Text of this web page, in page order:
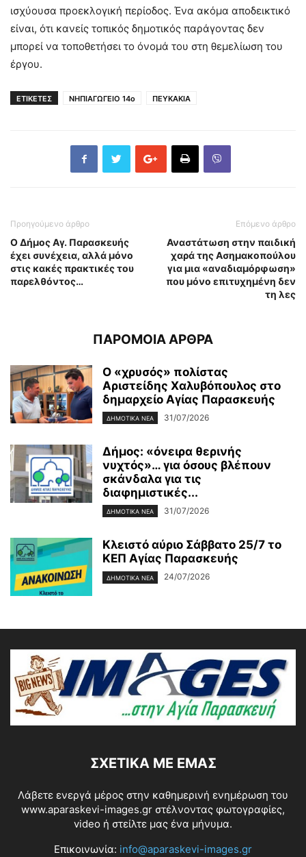
ισχύουσα προεκλογική περίοδος. Ένα ακόμα αποδεικτικό
είναι, ότι κανείς τοπικός δημοτικός παράγοντας δεν
μπορεί να τοποθετήσει το όνομά του στη θεμελίωση του
έργου.
ΕΤΙΚΕΤΕΣ ΝΗΠΙΑΓΩΓΕΙΟ 14ο ΠΕΥΚΑΚΙΑ
Προηγούμενο άρθρο
Ο Δήμος Αγ. Παρασκευής
έχει συνέχεια, αλλά μόνο
στις κακές πρακτικές του
παρελθόντος…
Επόμενο άρθρο
Αναστάτωση στην παιδική
χαρά της Ασημακοπούλου
για μια «αναδιαμόρφωση»
που μόνο επιτυχημένη δεν
τη λες
ΠΑΡΟΜΟΙΑ ΑΡΘΡΑ
Ο «χρυσός» πολίστας
Αριστείδης Χαλυβόπουλος στο
δημαρχείο Αγίας Παρασκευής
ΔΗΜΟΤΙΚΑ ΝΕΑ 31/07/2026
Δήμος: «όνειρα θερινής
νυχτός»… για όσους βλέπουν
σκάνδαλα για τις
διαφημιστικές...
ΔΗΜΟΤΙΚΑ ΝΕΑ 31/07/2026
Κλειστό αύριο Σάββατο 25/7 το
ΚΕΠ Αγίας Παρασκευής
ΔΗΜΟΤΙΚΑ ΝΕΑ 24/07/2026
ΣΧΕΤΙΚΆ ΜΕ ΕΜΆΣ
Λάβετε ενεργά μέρος στην καθημερινή ενημέρωση του
www.aparaskevi-images.gr στέλνοντας φωτογραφίες,
video ή στείλτε μας ένα μήνυμα.
Επικοινωνία: info@aparaskevi-images.gr